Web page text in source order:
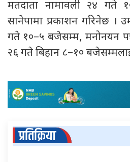
मतदाता नामावली २४ गते
सानेपामा प्रकाशन गरिनेछ ।
गते १०–५ बजेसम्म, मनोनयन
२६ गते बिहान ८–१०
प्रतिक्रिया